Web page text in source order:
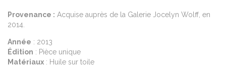
Provenance : Acquise auprès de la Galerie Jocelyn Wolff, en
2014.
Année : 2013
Édition : Pièce unique
Matériaux : Huile sur toile